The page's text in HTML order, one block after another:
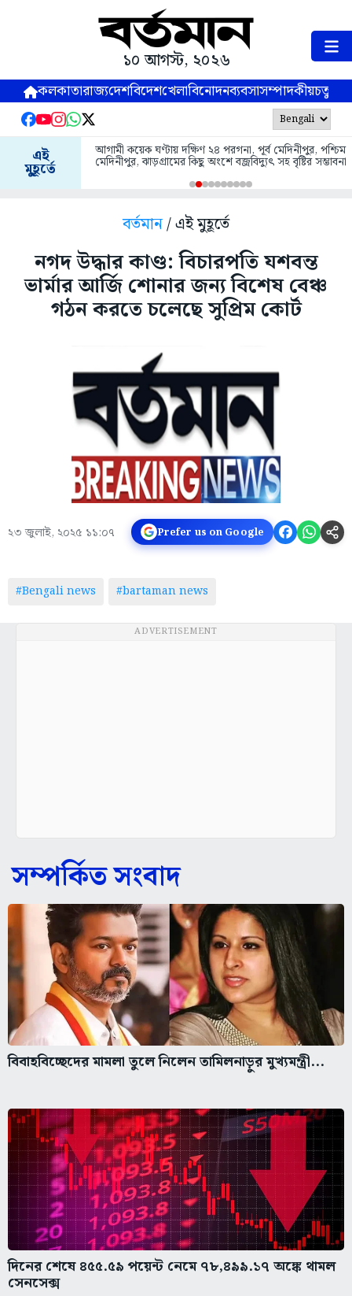
১০ আগস্ট, ২০২৬
কলকাতারাজ্যদেশবিদেশখেলাবিনোদনব্যবসাসম্পাদকীয়
এই
মুহূর্তে
আগামী কয়েক ঘণ্টায় দক্ষিণ ২৪ পরগনা, পূর্ব মেদিনীপুর, পশ্চিম
মেদিনীপুর, ঝাড়গ্রামের কিছু অংশে বজ্রবিদ্যুৎ সহ বৃষ্টির সম্ভাবনা
বর্তমান/ এই মুহূর্তে
নগদ উদ্ধার কাণ্ড: বিচারপতি যশবন্ত
ভার্মার আর্জি শোনার জন্য বিশেষ বেঞ্চ
গঠন করতে চলেছে সুপ্রিম কোর্ট
২৩ জুলাই, ২০২৫ ১১:০৭ Prefer us on Google
#Bengali news #bartaman news
ADVERTISEMENT
সম্পর্কিত সংবাদ
বিবাহবিচ্ছেদের মামলা তুলে নিলেন তামিলনাড়ুর মুখ্যমন্ত্রী...
দিনের শেষে ৪৫৫.৫৯ পয়েন্ট নেমে ৭৮,৪৯৯.১৭ অঙ্কে থামল
সেনসেক্স